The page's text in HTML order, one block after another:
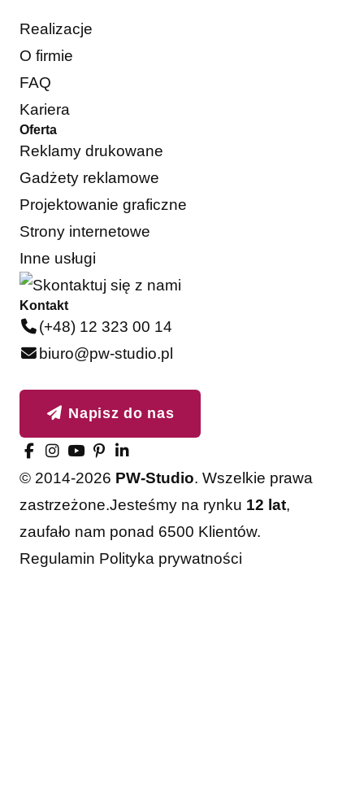
Realizacje
O firmie
FAQ
Kariera
Oferta
Reklamy drukowane
Gadżety reklamowe
Projektowanie graficzne
Strony internetowe
Inne usługi
Kontakt
(+48) 12 323 00 14
biuro@pw-studio.pl
Napisz do nas
© 2014-2026 PW-Studio. Wszelkie prawa
zastrzeżone.Jesteśmy na rynku 12 lat,
zaufało nam ponad 6500 Klientów.
Regulamin Polityka prywatności